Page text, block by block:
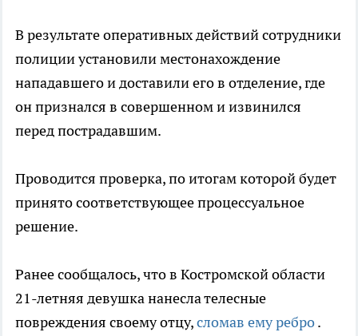
В результате оперативных действий сотрудники
полиции установили местонахождение
нападавшего и доставили его в отделение, где
он признался в совершенном и извинился
перед пострадавшим.
Проводится проверка, по итогам которой будет
принято соответствующее процессуальное
решение.
Ранее сообщалось, что в Костромской области
21-летняя девушка нанесла телесные
повреждения своему отцу,сломав ему ребро.